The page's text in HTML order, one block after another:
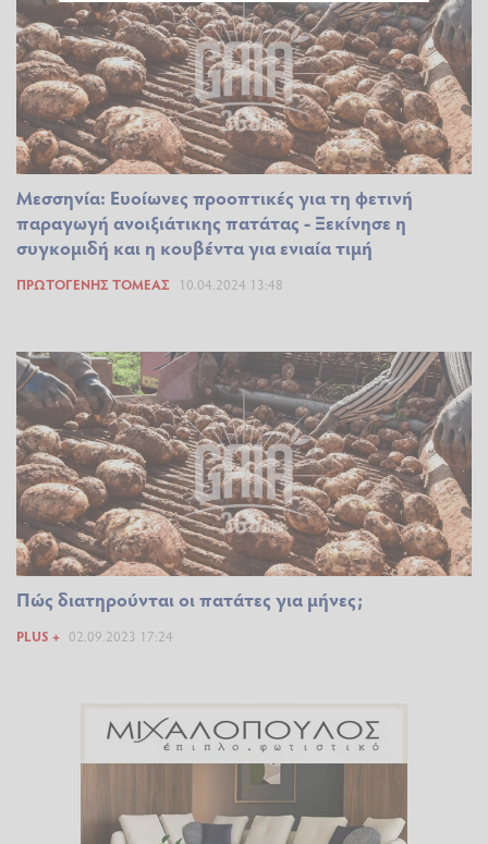
Μεσσηνία: Ευοίωνες προοπτικές για τη φετινή
παραγωγή ανοιξιάτικης πατάτας - Ξεκίνησε η
συγκομιδή και η κουβέντα για ενιαία τιμή
ΠΡΩΤΟΓΕΝΉΣ ΤΟΜΈΑΣ 10.04.2024 13:48
Πώς διατηρούνται οι πατάτες για μήνες;
PLUS + 02.09.2023 17:24